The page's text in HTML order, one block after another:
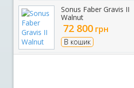
Sonus Faber Gravis II
Walnut
72 800грн
В кошик